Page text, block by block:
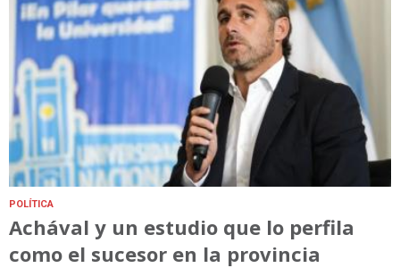
POLÍTICA
Achával y un estudio que lo perfila
como el sucesor en la provincia